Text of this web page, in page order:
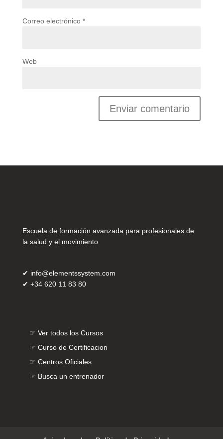
Correo electrónico *
Web
Escuela de formación avanzada para profesionales de
la salud y el movimiento
✔ info@elementssystem.com
✔ +34 620 11 83 80
☞ Ver todos los Cursos
☞ Curso de Certificacion
☞ Centros Oficiales
☞ Busca un entrenador